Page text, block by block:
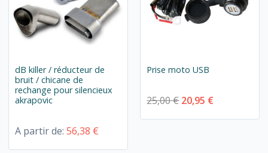
dB killer / réducteur de
bruit / chicane de
rechange pour silencieux
akrapovic
A partir de:56,38 €
Prise moto USB
25,00 € 20,95 €